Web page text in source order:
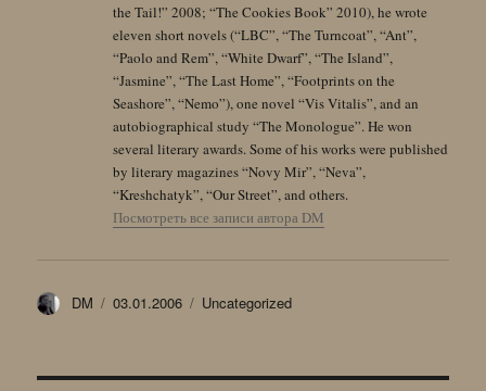
the Tail!” 2008; “The Cookies Book” 2010), he wrote
eleven short novels (“LBC”, “The Turncoat”, “Ant”,
“Paolo and Rem”, “White Dwarf”, “The Island”,
“Jasmine”, “The Last Home”, “Footprints on the
Seashore”, “Nemo”), one novel “Vis Vitalis”, and an
autobiographical study “The Monologue”. He won
several literary awards. Some of his works were published
by literary magazines “Novy Mir”, “Neva”,
“Kreshchatyk”, “Our Street”, and others.
Посмотреть все записи автора DM
Автор
DM Опубликовано
03.01.2006 Рубрики
Uncategorized